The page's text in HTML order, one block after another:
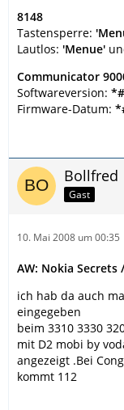
8148
Tastensperre:
Lautlos: 'Menue'
Communicator
Softwareversion:
Firmware-Datum:
Bollfred
Gast
10. Mai 2008 um 00:35
AW: Nokia
ich hab da auch
eingegeben
beim 3310 3330
mit D2 mobi by
angezeigt .Bei
kommt 112